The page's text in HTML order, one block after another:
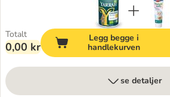
Totalt
0,00 kr
Legg begge i
handlekurven
se detaljer